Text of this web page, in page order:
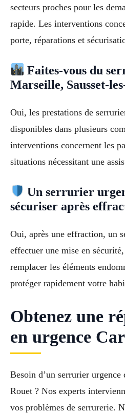
secteurs proches pour les
rapide. Les interventions
porte, réparations et
Faites-vous du
Marseille, Sausset-
Oui, les prestations de
disponibles dans plusieurs
interventions concernent les
situations nécessitant une
Un serrurier
sécuriser après
Oui, après une effraction, un
effectuer une mise en
remplacer les éléments
protéger rapidement votre
Obtenez une
en urgence
Besoin d’un serrurier
Rouet ? Nos experts
vos problèmes de serrurerie.